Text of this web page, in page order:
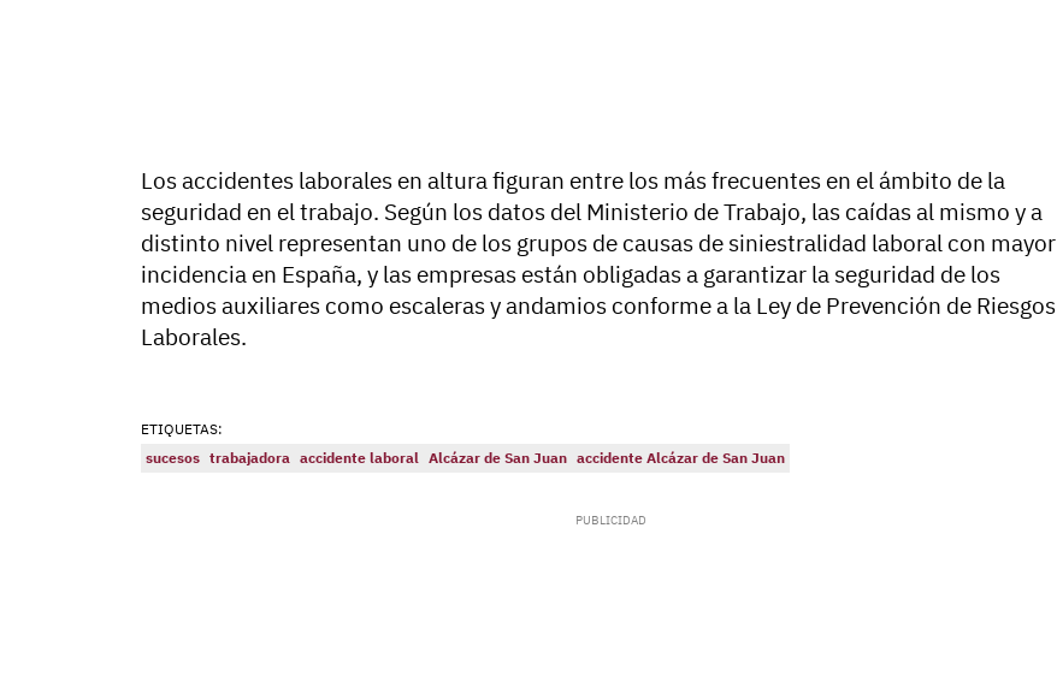
Los accidentes laborales en altura figuran entre los más frecuentes en el ámbito de la
seguridad en el trabajo. Según los datos del Ministerio de Trabajo, las caídas al mismo y a
distinto nivel representan uno de los grupos de causas de siniestralidad laboral con mayor
incidencia en España, y las empresas están obligadas a garantizar la seguridad de los
medios auxiliares como escaleras y andamios conforme a la Ley de Prevención de Riesgos
Laborales.
ETIQUETAS:
sucesos trabajadora accidente laboral Alcázar de San Juan accidente Alcázar de San Juan